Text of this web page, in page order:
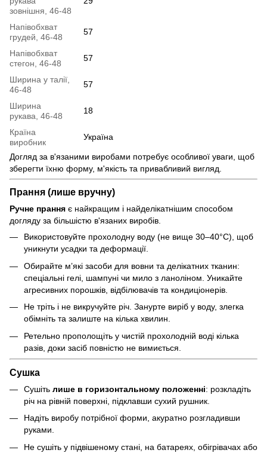
зовнішня, 46-48
Напівобхват
грудей, 46-48
57
Напівобхват
стегон, 46-48
57
Ширина у талії,
46-48
57
Ширина
рукава, 46-48
18
Країна
виробник
Україна
Догляд за в'язаними виробами потребує особливої уваги, щоб
зберегти їхню форму, м'якість та привабливий вигляд.
Прання (лише вручну)
Ручне прання є найкращим і найделікатнішим способом
догляду за більшістю в'язаних виробів.
Використовуйте прохолодну воду (не вище 30–40°C), щоб
уникнути усадки та деформації.
Обирайте м’які засоби для вовни та делікатних тканин:
спеціальні гелі, шампуні чи мило з ланоліном. Уникайте
агресивних порошків, відбілювачів та кондиціонерів.
Не тріть і не викручуйте річ. Занурте виріб у воду, злегка
обімніть та залиште на кілька хвилин.
Ретельно прополощіть у чистій прохолодній воді кілька
разів, доки засіб повністю не вимиється.
Сушка
Сушіть лише в горизонтальному положенні: розкладіть
річ на рівній поверхні, підклавши сухий рушник.
Надіть виробу потрібної форми, акуратно розгладивши
руками.
Не сушіть у підвішеному стані, на батареях, обігрівачах або